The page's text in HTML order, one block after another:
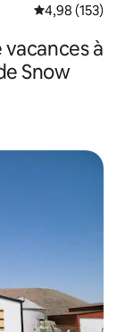
Évaluation
4,98 (153)
à
Snow